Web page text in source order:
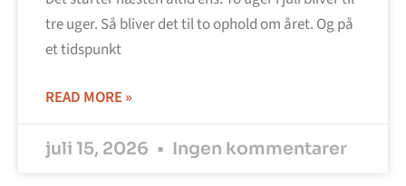
tre uger. Så bliver det til to ophold om året. Og på
et tidspunkt
READ MORE »
juli 15, 2026 Ingen kommentarer